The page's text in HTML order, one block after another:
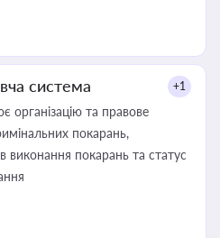
система +1
організацію та правове
покарань,
виконання покарань та статус